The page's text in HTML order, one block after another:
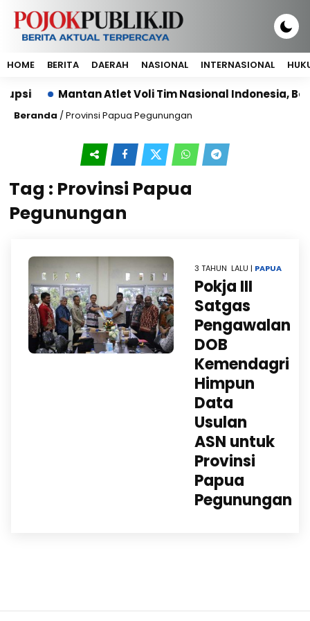
HOME BERITA DAERAH NASIONAL INTERNASIONAL
Mantan Atlet Voli Tim Nasional Indonesia,
Beranda /Provinsi Papua Pegunungan
Tag : Provinsi Papua
Pegunungan
3 TAHUN LALU | PAPUA
Pokja III
Satgas
Pengawalan
DOB
Kemendagri
Himpun
Data
Usulan
ASN untuk
Provinsi
Papua
Pegunungan